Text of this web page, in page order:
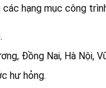
hạng mục công
Đồng Nai, Hà Nội,
hư hỏng.